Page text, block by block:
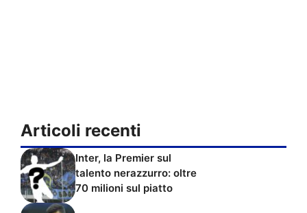
Articoli recenti
Inter, la Premier sul
talento nerazzurro: oltre
70 milioni sul piatto